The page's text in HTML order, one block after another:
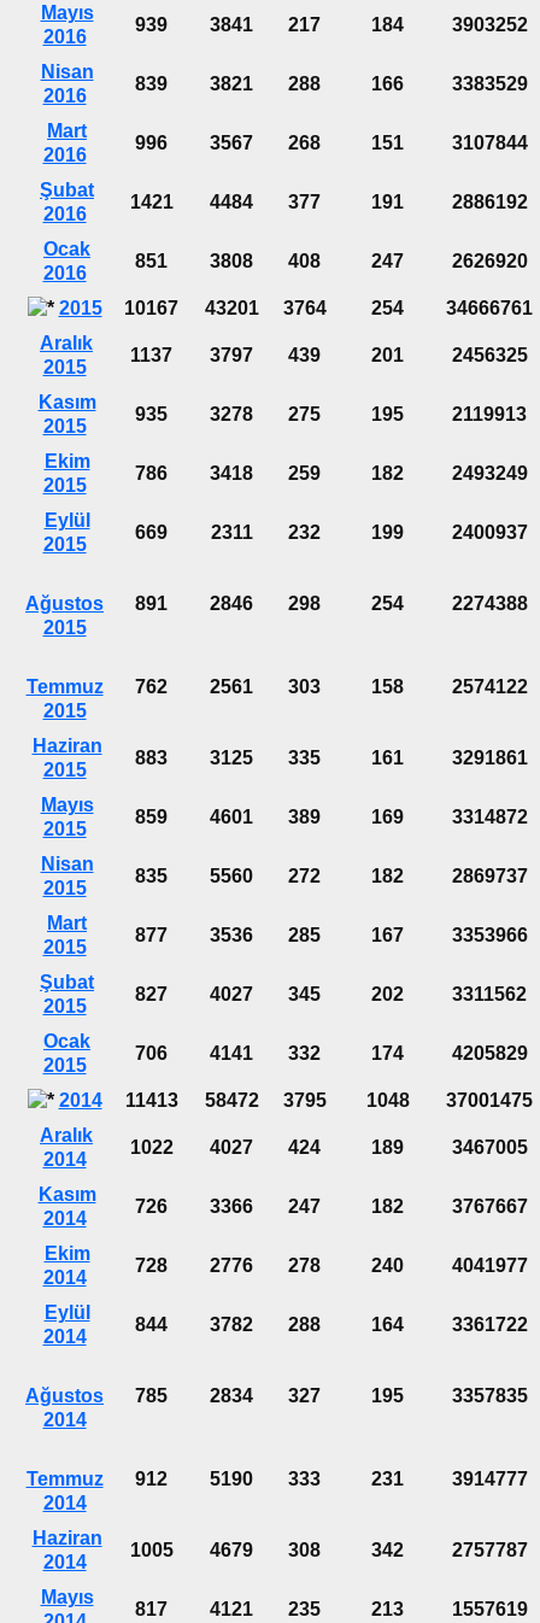
Mayıs
2016
939 3841 217 184 3903252
Nisan
2016
839 3821 288 166 3383529
Mart
2016
996 3567 268 151 3107844
Şubat
2016
1421 4484 377 191 2886192
Ocak
2016
851 3808 408 247 2626920
2015 10167 43201 3764 254
34666761
Aralık
2015
1137 3797 439 201 2456325
Kasım
2015
935 3278 275 195 2119913
Ekim
2015
786 3418 259 182 2493249
Eylül
2015
669 2311 232 199 2400937
Ağustos
2015
891 2846 298 254 2274388
Temmuz
2015
762 2561 303 158 2574122
Haziran
2015
883 3125 335 161 3291861
Mayıs
2015
859 4601 389 169 3314872
Nisan
2015
835 5560 272 182 2869737
Mart
2015
877 3536 285 167 3353966
Şubat
2015
827 4027 345 202 3311562
Ocak
2015
706 4141 332 174 4205829
2014 11413 58472 3795 1048
37001475
Aralık
2014
1022 4027 424 189 3467005
Kasım
2014
726 3366 247 182 3767667
Ekim
2014
728 2776 278 240 4041977
Eylül
2014
844 3782 288 164 3361722
Ağustos
2014
785 2834 327 195 3357835
Temmuz
2014
912 5190 333 231 3914777
Haziran
2014
1005 4679 308 342 2757787
Mayıs
817 4121 235 213 1557619